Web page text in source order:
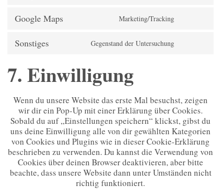
Google Maps Marketing/Tracking
Sonstiges Gegenstand der Untersuchung
7. Einwilligung
Wenn du unsere Website das erste Mal besuchst, zeigen
wir dir ein Pop-Up mit einer Erklärung über Cookies.
Sobald du auf „Einstellungen speichern“ klickst, gibst du
uns deine Einwilligung alle von dir gewählten Kategorien
von Cookies und Plugins wie in dieser Cookie-Erklärung
beschrieben zu verwenden. Du kannst die Verwendung von
Cookies über deinen Browser deaktivieren, aber bitte
beachte, dass unsere Website dann unter Umständen nicht
richtig funktioniert.